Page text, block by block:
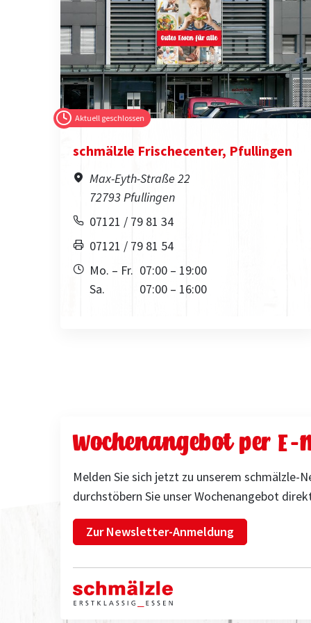
Aktuell geschlossen
schmälzle Frischecenter, Pfullingen
Max-Eyth-Straße 22
72793 Pfullingen
07121 / 79 81 34
07121 / 79 81 54
Mo. – Fr. 07:00 – 19:00
Sa.
07:00 – 16:00
Wochenangebot per
Melden Sie sich jetzt zu unserem schmälzle-
durchstöbern Sie unser Wochenangebot
Zur Newsletter-Anmeldung